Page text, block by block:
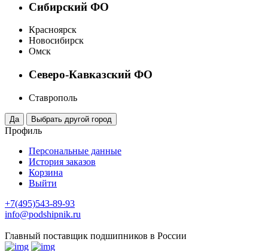
Сибирский ФО
Красноярск
Новосибирск
Омск
Северо-Кавказский ФО
Ставрополь
Профиль
Персональные данные
История заказов
Корзина
Выйти
+7(495)543-89-93
info@podshipnik.ru
Главный поставщик подшипников в России